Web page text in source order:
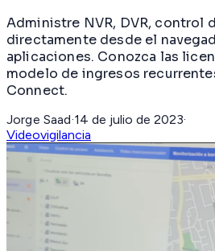
Administre NVR, DVR, control
directamente desde el
aplicaciones. Conozca las
modelo de ingresos
Connect.
Jorge Saad·14 de julio de 2023·
Videovigilancia